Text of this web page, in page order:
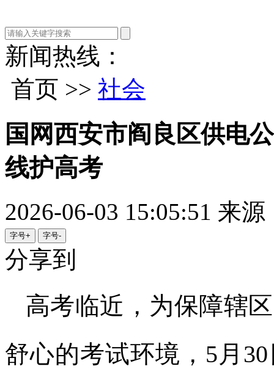
新闻热线：
首页 >> 社会
国网西安市阎良区供电
线护高考
2026-06-03 15:05:51 来源
字号+ 字号-
分享到
高考临近，为保障辖
舒心的考试环境，5月